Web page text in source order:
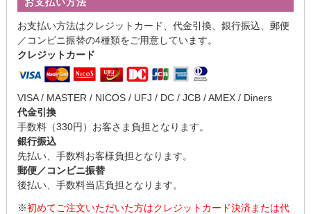
お支払い方法はクレジットカード、代金引換、銀行振込、郵便
／コンビニ振替の4種類をご用意しています。
クレジットカード
VISA / MASTER / NICOS / UFJ / DC / JCB / AMEX / Diners
代金引換
手数料（330円）お客さま負担となります。
銀行振込
先払い、手数料お客様負担となります。
郵便／コンビニ振替
後払い、手数料当店負担となります。
※初めてご注文いただいた方はクレジットカード決済または代